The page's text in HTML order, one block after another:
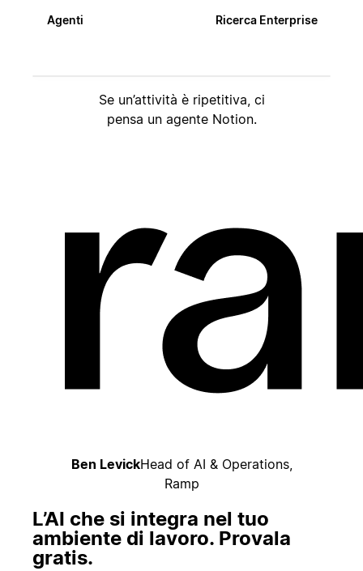
Agenti Ricerca Enterprise
Se un’attività è ripetitiva, ci
pensa un agente Notion.
Ben LevickHead of AI & Operations,
Ramp
L’AI che si integra nel tuo
ambiente di lavoro. Provala
gratis.